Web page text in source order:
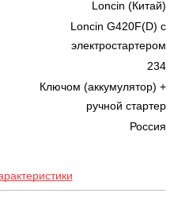
Loncin (Китай)
Loncin G420F(D) с
электростартером
234
Ключом (аккумулятор) +
ручной стартер
Россия